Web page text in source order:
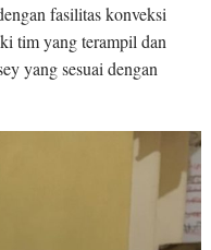
fasilitas konveksi
tim yang terampil dan
yang sesuai dengan